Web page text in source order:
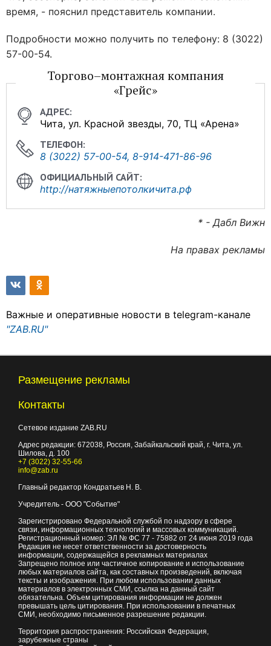
время, - пояснил представитель компании.
Подробности можно получить по телефону: 8 (3022)
57-00-54.
Торгово–монтажная компания
«Грейс»
Чита, ул. Красной звезды, 70, ТЦ «Арена»
8 (3022) 57-00-54, 8-914-471-86-96
http://натяжныепотолкичита.рф
* -Дабл Вижн
На правах рекламы
Важные и оперативные новости в telegram-канале
"ZAB.RU"
Размещение рекламы
Контакты
Сетевое издание ZAB.RU
Адрес редакции: 672038, Россия, Забайкальский край, г. Чита, ул.
Шилова, д. 100
+7 (3022) 32-55-66
info@zab.ru
Главный редактор Кондратьев Н. В.
Учредитель - ООО "Событие"
Зарегистрировано Федеральной службой по надзору в сфере
связи, информационных технологий и массовых коммуникаций.
Регистрационный номер: ЭЛ № ФС 77 - 75882 от 24 июня 2019 года
Редакция не несет ответственности за достоверность
информации, содержащейся в рекламных материалах
Запрещено полное или частичное копирование и использование
любых материалов сайта, как составных произведений, включая
тексты и изображения. При любом использовании данных
материалов в электронных СМИ, ссылка на данный сайт
обязательна. Объем цитирования информации не должен
превышать цель цитирования. При использовании в печатных
СМИ, необходимо письменное разрешение редакции.
Территория распространения: Российская Федерация,
зарубежные страны